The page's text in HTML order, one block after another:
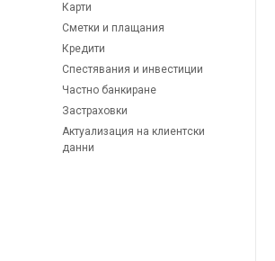
Карти
Сметки и плащания
Кредити
Спестявания и инвестиции
Частно банкиране
Застраховки
Актуализация на клиентски
данни